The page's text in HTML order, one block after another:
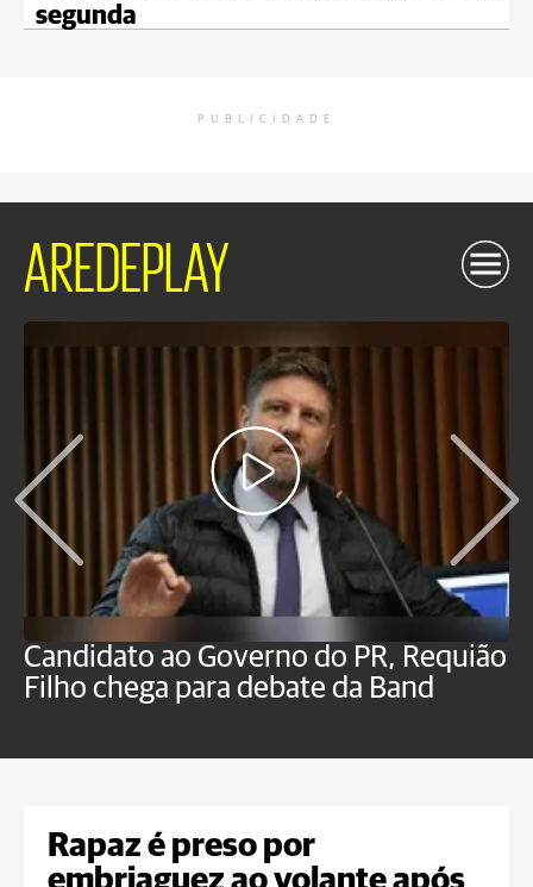
segunda
PUBLICIDADE
AREDEPLAY
Candidato ao Governo do PR, Requião
Filho chega para debate da Band
Rapaz é preso por